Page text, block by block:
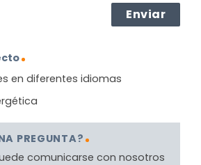
en diferentes idiomas
PREGUNTA?
comunicarse con nosotros